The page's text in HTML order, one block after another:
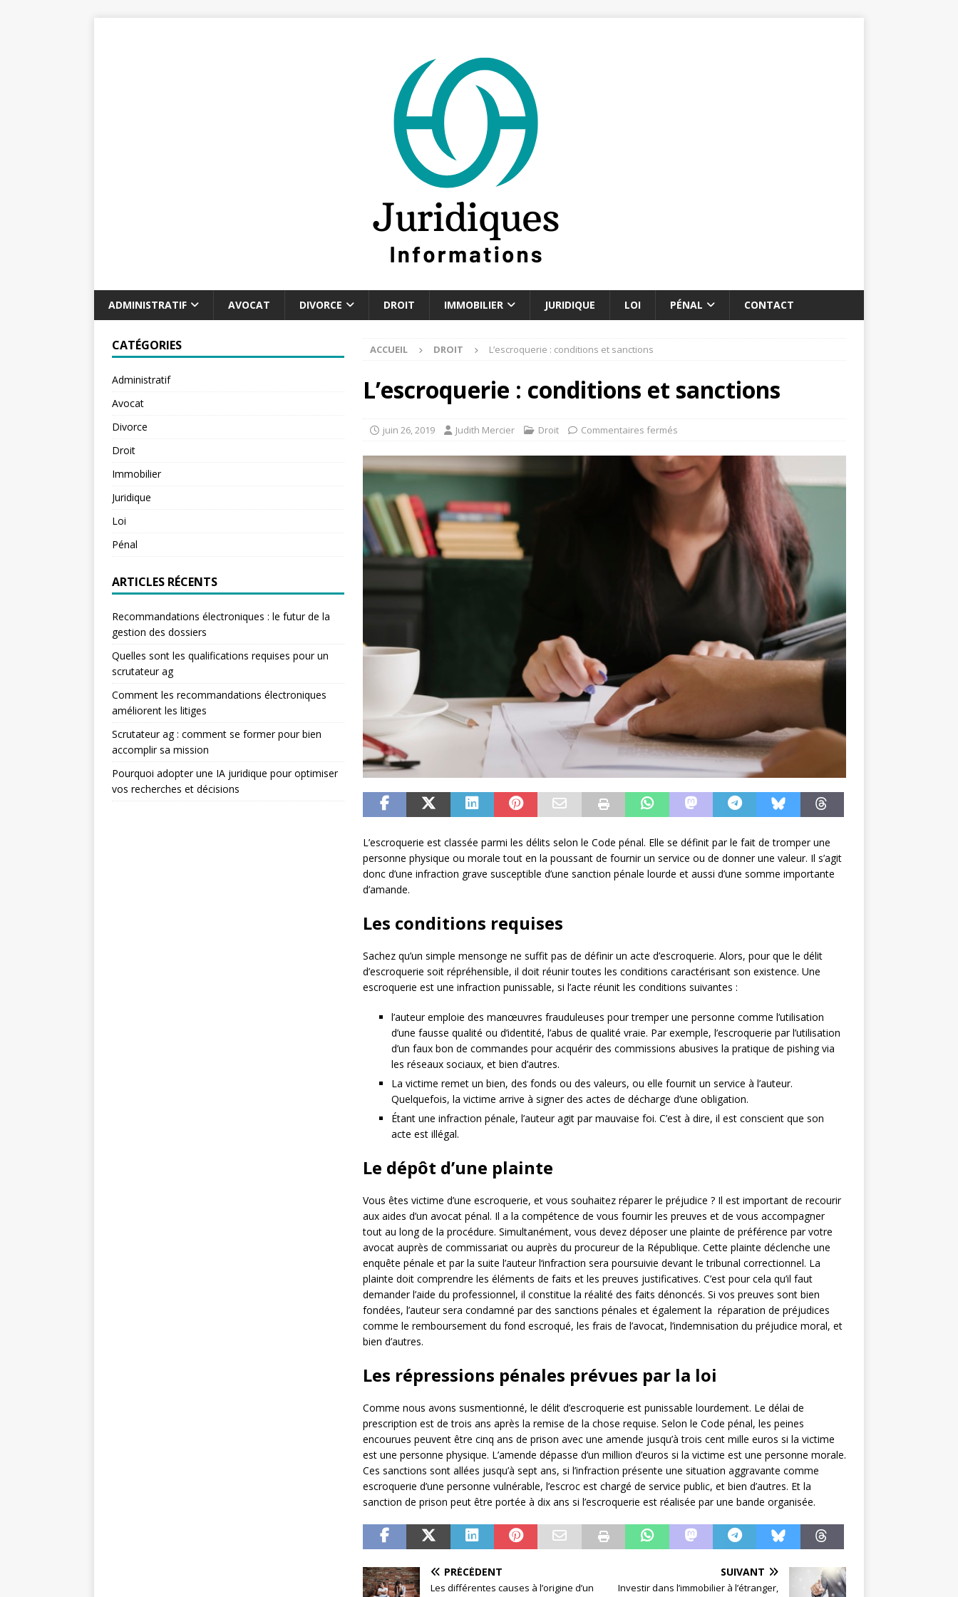
ADMINISTRATIF AVOCAT DIVORCE DROIT IMMOBILIER JURIDIQUE LOI PÉNAL CONTACT
ACCUEIL DROIT L’escroquerie : conditions et sanctions
L’escroquerie : conditions et sanctions
juin 26, 2019 Judith Mercier Droit Commentaires fermés
L’escroquerie est classée parmi les délits selon le Code pénal. Elle se définit par le fait de tromper une
personne physique ou morale tout en la poussant de fournir un service ou de donner une valeur. Il s’agit
donc d’une infraction grave susceptible d’une sanction pénale lourde et aussi d’une somme importante
d’amande.
Les conditions requises
Sachez qu’un simple mensonge ne suffit pas de définir un acte d’escroquerie. Alors, pour que le délit
d’escroquerie soit répréhensible, il doit réunir toutes les conditions caractérisant son existence. Une
escroquerie est une infraction punissable, si l’acte réunit les conditions suivantes :
l’auteur emploie des manœuvres frauduleuses pour tremper une personne comme l’utilisation
d’une fausse qualité ou d’identité, l’abus de qualité vraie. Par exemple, l’escroquerie par l’utilisation
d’un faux bon de commandes pour acquérir des commissions abusives la pratique de pishing via
les réseaux sociaux, et bien d’autres.
La victime remet un bien, des fonds ou des valeurs, ou elle fournit un service à l’auteur.
Quelquefois, la victime arrive à signer des actes de décharge d’une obligation.
Étant une infraction pénale, l’auteur agit par mauvaise foi. C’est à dire, il est conscient que son
acte est illégal.
Le dépôt d’une plainte
Vous êtes victime d’une escroquerie, et vous souhaitez réparer le préjudice ? Il est important de recourir
aux aides d’un avocat pénal. Il a la compétence de vous fournir les preuves et de vous accompagner
tout au long de la procédure. Simultanément, vous devez déposer une plainte de préférence par votre
avocat auprès de commissariat ou auprès du procureur de la République. Cette plainte déclenche une
enquête pénale et par la suite l’auteur l‘infraction sera poursuivie devant le tribunal correctionnel. La
plainte doit comprendre les éléments de faits et les preuves justificatives. C’est pour cela qu’il faut
demander l’aide du professionnel, il constitue la réalité des faits dénoncés. Si vos preuves sont bien
fondées, l’auteur sera condamné par des sanctions pénales et également la réparation de préjudices
comme le remboursement du fond escroqué, les frais de l’avocat, l’indemnisation du préjudice moral, et
bien d’autres.
Les répressions pénales prévues par la loi
Comme nous avons susmentionné, le délit d’escroquerie est punissable lourdement. Le délai de
prescription est de trois ans après la remise de la chose requise. Selon le Code pénal, les peines
encourues peuvent être cinq ans de prison avec une amende jusqu’à trois cent mille euros si la victime
est une personne physique. L’amende dépasse d’un million d’euros si la victime est une personne morale.
Ces sanctions sont allées jusqu’à sept ans, si l’infraction présente une situation aggravante comme
escroquerie d’une personne vulnérable, l’escroc est chargé de service public, et bien d’autres. Et la
sanction de prison peut être portée à dix ans si l’escroquerie est réalisée par une bande organisée.
PRÉCÉDENT
Les différentes causes à l’origine d’un
SUIVANT
Investir dans l’immobilier à l’étranger,
CATÉGORIES
Administratif
Avocat
Divorce
Droit
Immobilier
Juridique
Loi
Pénal
ARTICLES RÉCENTS
Recommandations électroniques : le futur de la
gestion des dossiers
Quelles sont les qualifications requises pour un
scrutateur ag
Comment les recommandations électroniques
améliorent les litiges
Scrutateur ag : comment se former pour bien
accomplir sa mission
Pourquoi adopter une IA juridique pour optimiser
vos recherches et décisions